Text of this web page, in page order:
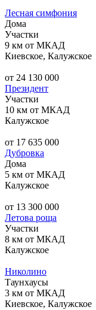
Лесная симфония
Дома
Участки
9 км от МКАД
Киевское, Калужское
от 24 130 000
Президент
Участки
10 км от МКАД
Калужское
от 17 635 000
Дубровка
Дома
5 км от МКАД
Калужское
от 13 300 000
Летова роща
Участки
8 км от МКАД
Калужское
Николино
Таунхаусы
3 км от МКАД
Киевское, Калужское